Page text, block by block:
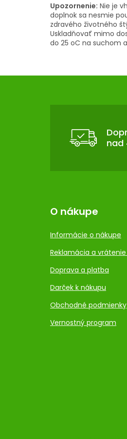
Upozornenie: Nie je
doplnok sa nesmie
zdravého životného
Uskladňovať mimo
do 25 oC na suchom
nad
O nákupe
Informácie o nákupe
Reklamácia a
Doprava a platba
Darček k nákupu
Obchodné podmienky
Vernostný program